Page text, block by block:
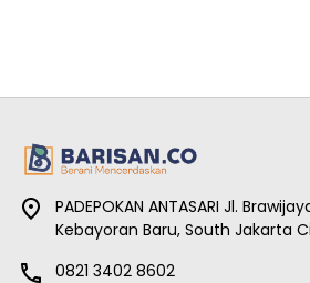
PADEPOKAN ANTASARI Jl.
Kebayoran Baru, South Jakarta
0821 3402 8602